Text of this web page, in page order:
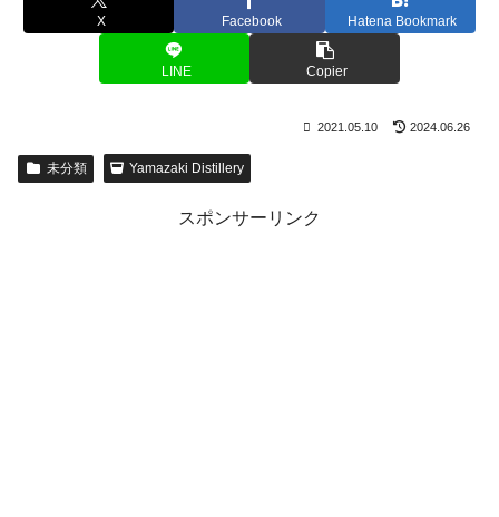
X Facebook Hatena Bookmark
LINE Copier
2021.05.10 2024.06.26
未分類 Yamazaki Distillery
スポンサーリンク